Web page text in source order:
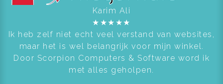
Karim Ali
★ ★★ ★★
Ik heb zelf niet echt veel verstand van websites,
maar het is wel belangrijk voor mijn winkel.
Door Scorpion Computers & Software word ik
met alles geholpen.